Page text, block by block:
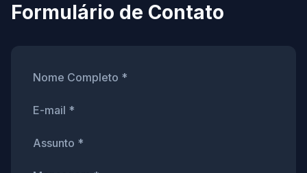
Formulário de Contato
Nome Completo *
E-mail *
Assunto *